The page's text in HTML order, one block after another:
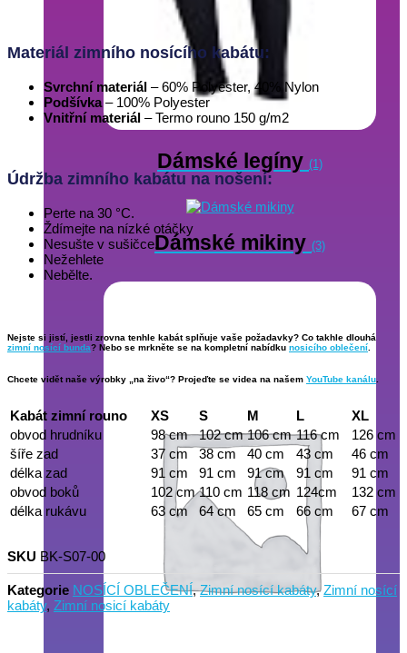
Dámské legíny (1)
Dámské mikiny (3)
Materiál zimního nosícího kabátu:
Svrchní materiál – 60% Polyester, 40% Nylon
Podšívka – 100% Polyester
Vnitřní materiál – Termo rouno 150 g/m2
Údržba zimního kabátu na nošení:
Perte na 30 °C.
Ždímejte na nízké otáčky
Nesušte v sušičce.
Nežehlete
Nebělte.
Nejste si jistí, jestli zrovna tenhle kabát splňuje vaše požadavky? Co takhle dlouhá
zimní nosící bunda? Nebo se mrkněte se na kompletní nabídku nosicího oblečení.
Chcete vidět naše výrobky „na živo“? Projeďte se videa na našem YouTube kanálu
Kabát zimní rouno XS S M L
XL
obvod hrudníku
98 cm 102 cm 106 cm 116 cm
126 cm
šíře zad
37 cm 38 cm 40 cm 43 cm
46 cm
délka zad
91 cm 91 cm 91 cm 91 cm
91 cm
obvod boků
102 cm 110 cm 118 cm 124cm
132 cm
délka rukávu
63 cm 64 cm 65 cm 66 cm 67 cm
SKU BK-S07-00
Kategorie NOSÍCÍ OBLEČENÍ,Zimní nosící kabáty,Zimní nosící
kabáty, Zimní nosicí kabáty